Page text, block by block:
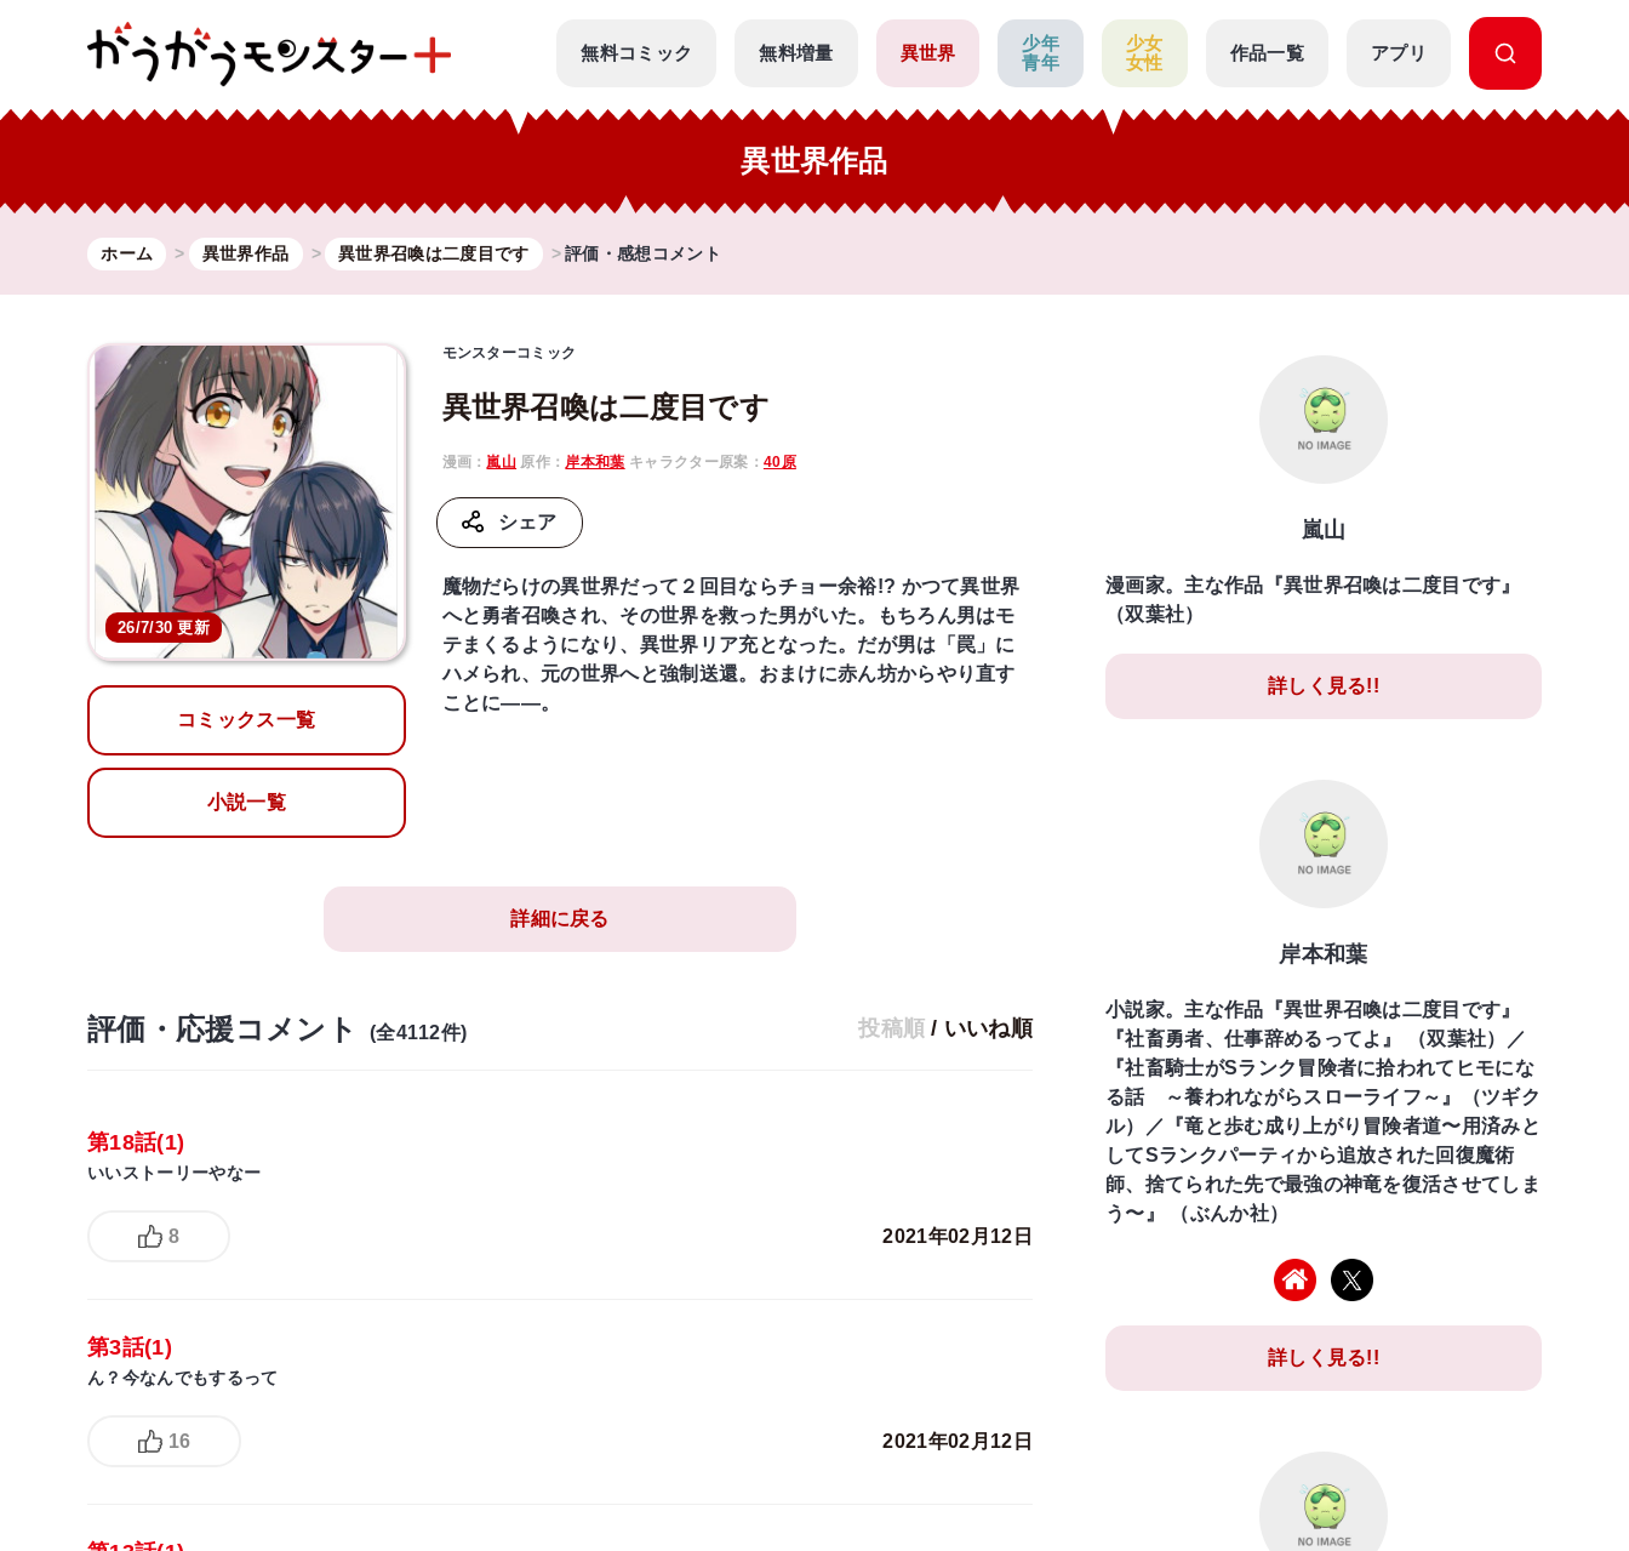
無料コミック 無料増量 異世界
少年
青年
少女
女性
作品一覧 アプリ
異世界作品
ホーム 異世界作品 異世界召喚は二度目です 評価・感想コメント
26/7/30 更新
コミックス一覧
小説一覧
モンスターコミック
異世界召喚は二度目です
漫画： 嵐山 原作： 岸本和葉 キャラクター原案： 40原
シェア
魔物だらけの異世界だって２回目ならチョー余裕!? かつて異世界
へと勇者召喚され、その世界を救った男がいた。もちろん男はモ
テまくるようになり、異世界リア充となった。だが男は「罠」に
ハメられ、元の世界へと強制送還。おまけに赤ん坊からやり直す
ことに――。
詳細に戻る
評価・応援コメント (全4112件) 投稿順 / いいね順
第18話(1)
いいストーリーやなー
8 2021年02月12日
第3話(1)
ん？今なんでもするって
16 2021年02月12日
嵐山
漫画家。主な作品『異世界召喚は二度目です』
（双葉社）
詳しく見る!!
岸本和葉
小説家。主な作品『異世界召喚は二度目です』
『社畜勇者、仕事辞めるってよ』 （双葉社）／
『社畜騎士がSランク冒険者に拾われてヒモにな
る話 ～養われながらスローライフ～』（ツギク
ル）／『竜と歩む成り上がり冒険者道〜用済みと
してSランクパーティから追放された回復魔術
師、捨てられた先で最強の神竜を復活させてしま
う〜』 （ぶんか社）
詳しく見る!!